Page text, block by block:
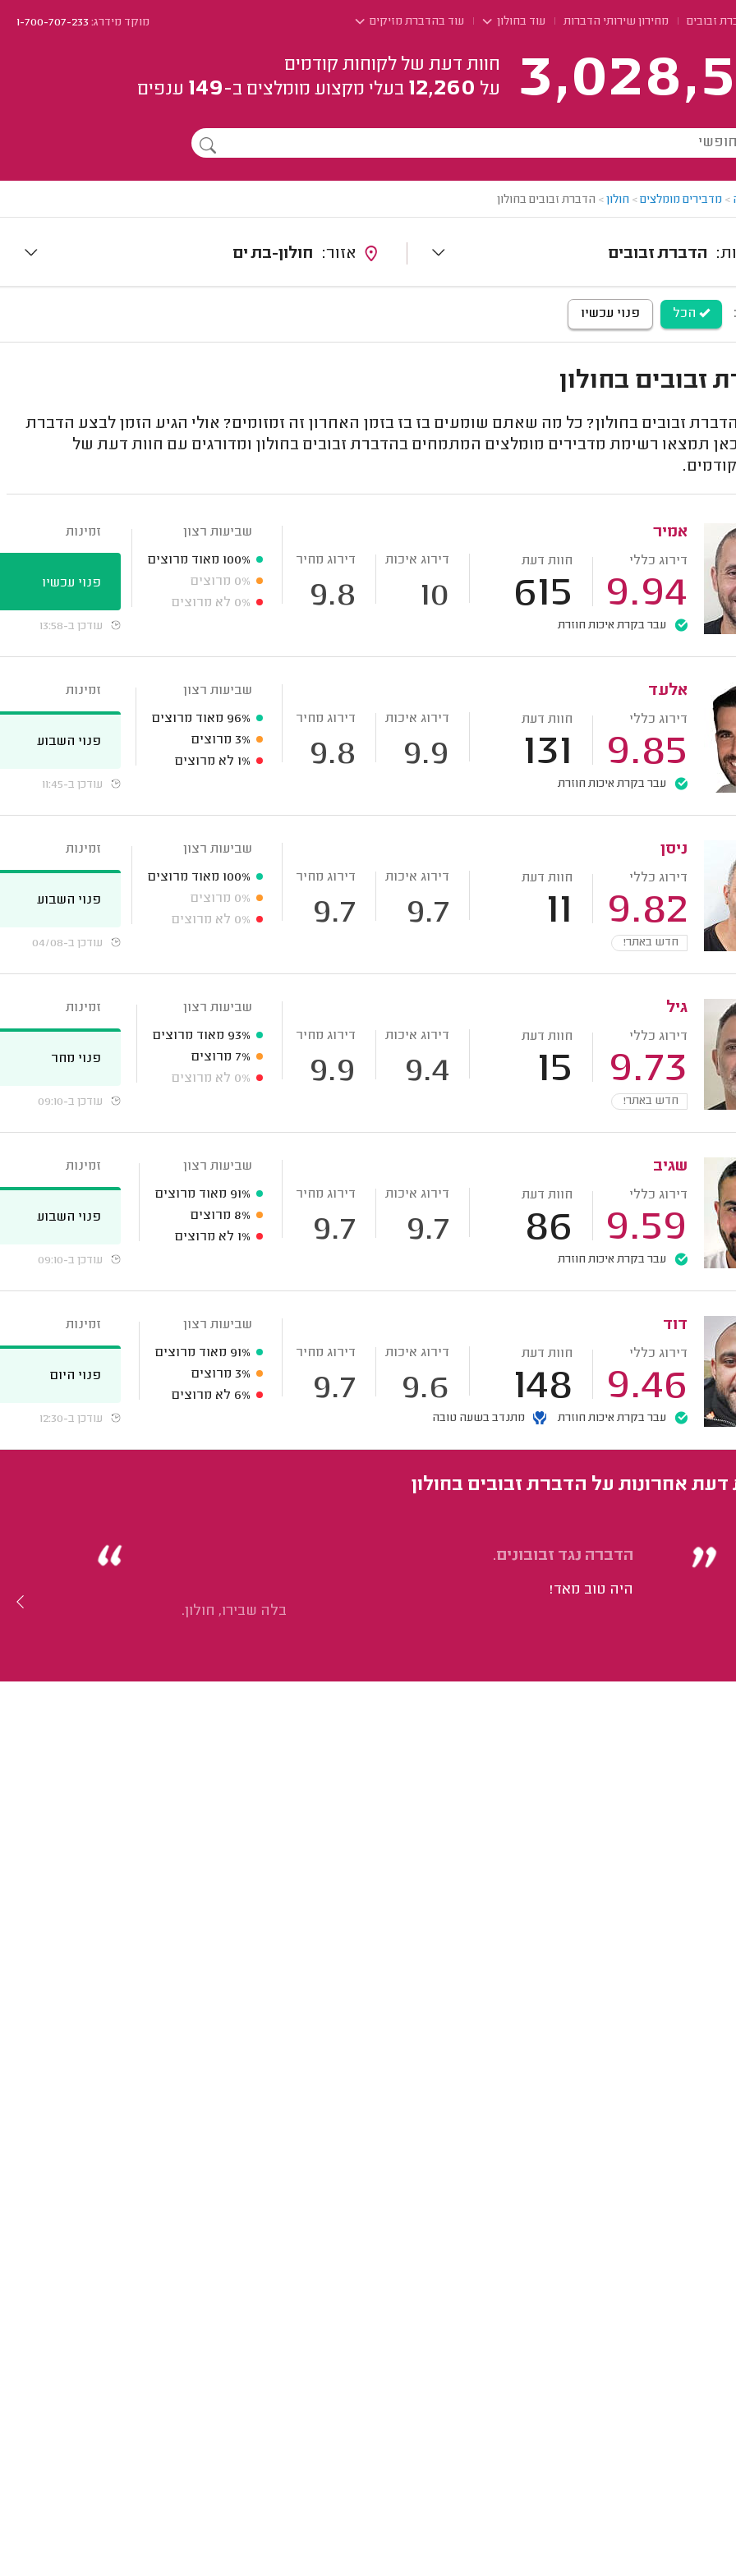
זבובים מחירון שירותי הדברות עוד בחולון עוד בהדברת מזיקים מוקד מידרג:1-700-707-233
חוות דעת של לקוחות קודמים
על 12,260 בעלי מקצוע מומלצים ב-149 ענפים
> מדבירים מומלצים> חולון> הדברת זבובים בחולון
הדברת זבובים חולון-בת ים
הכל פנוי עכשיו
זבובים בחולון
זבובים בחולון? כל מה שאתם שומעים בז בז בזמן האחרון זה זמזומים? אולי הגיע הזמן לבצע הדברת
כאן תמצאו רשימת מדבירים מומלצים המתמחים בהדברת זבובים בחולון ומדורגים עם חוות דעת של
אמיר
דירוג כללי
9.94
חוות דעת
615
דירוג איכות
10
דירוג מחיר
9.8
עבר בקרת איכות חוזרת
שביעות רצון
100% מאוד מרוצים
0% מרוצים
0% לא מרוצים
זמינות
פנוי עכשיו
עודכן ב-13:58
אלעד
דירוג כללי
9.85
חוות דעת
131
דירוג איכות
9.9
דירוג מחיר
9.8
עבר בקרת איכות חוזרת
שביעות רצון
96% מאוד מרוצים
3% מרוצים
1% לא מרוצים
זמינות
פנוי השבוע
עודכן ב-11:45
ניסן
דירוג כללי
9.82
חוות דעת
11
דירוג איכות
9.7
דירוג מחיר
9.7
חדש באתר!
שביעות רצון
100% מאוד מרוצים
0% מרוצים
0% לא מרוצים
זמינות
פנוי השבוע
עודכן ב-04/08
גיל
דירוג כללי
9.73
חוות דעת
15
דירוג איכות
9.4
דירוג מחיר
9.9
חדש באתר!
שביעות רצון
93% מאוד מרוצים
7% מרוצים
0% לא מרוצים
זמינות
פנוי מחר
עודכן ב-09:10
שגיב
דירוג כללי
9.59
חוות דעת
86
דירוג איכות
9.7
דירוג מחיר
9.7
עבר בקרת איכות חוזרת
שביעות רצון
91% מאוד מרוצים
8% מרוצים
1% לא מרוצים
זמינות
פנוי השבוע
עודכן ב-09:10
דוד
דירוג כללי
9.46
חוות דעת
148
דירוג איכות
9.6
דירוג מחיר
9.7
עבר בקרת איכות חוזרת מתנדב בשעה טובה
שביעות רצון
91% מאוד מרוצים
3% מרוצים
6% לא מרוצים
זמינות
פנוי היום
עודכן ב-12:30
דעת אחרונות על הדברת זבובים בחולון
הדברה נגד זבובונים.
היה טוב מאד!
בלה שבירו, חולון.